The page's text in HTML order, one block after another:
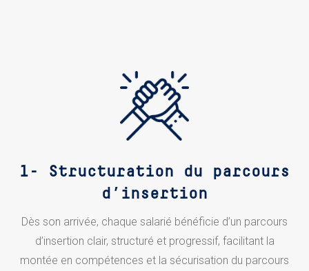
1- Structuration du parcours
d’insertion
Dès son arrivée, chaque salarié bénéficie d’un parcours
d’insertion clair, structuré et progressif, facilitant la
montée en compétences et la sécurisation du parcours